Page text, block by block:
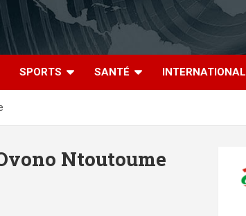
SPORTS SANTÉ INTERNATIONAL
Ntoutoume